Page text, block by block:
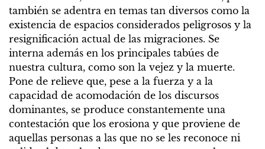
también se adentra en temas tan diversos como la
existencia de espacios considerados peligrosos y la
resignificación actual de las migraciones. Se
interna además en los principales tabúes de
nuestra cultura, como son la vejez y la muerte.
Pone de relieve que, pese a la fuerza y a la
capacidad de acomodación de los discursos
dominantes, se produce constantemente una
contestación que los erosiona y que proviene de
aquellas personas a las que no se les reconoce ni